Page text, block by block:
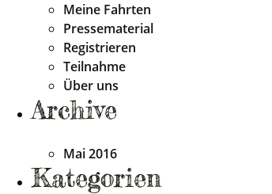
Meine Fahrten
Pressematerial
Registrieren
Teilnahme
Über uns
Archive
Mai 2016
Kategorien